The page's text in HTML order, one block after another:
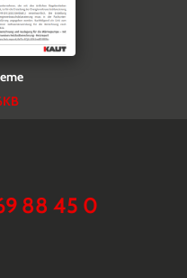
88 45 0